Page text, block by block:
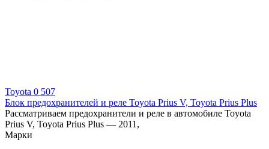
Toyota 0 507
Блок предохранителей и реле Toyota Prius V, Toyota Prius Plus
Рассматриваем предохранители и реле в автомобиле Toyota
Prius V, Toyota Prius Plus — 2011,
Марки